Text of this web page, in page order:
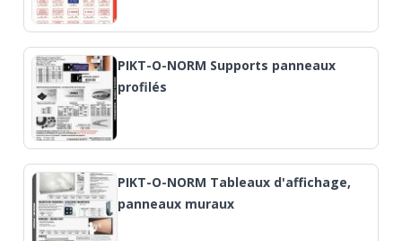
PIKT-O-NORM Supports panneaux
profilés
PIKT-O-NORM Tableaux d'affichage,
panneaux muraux